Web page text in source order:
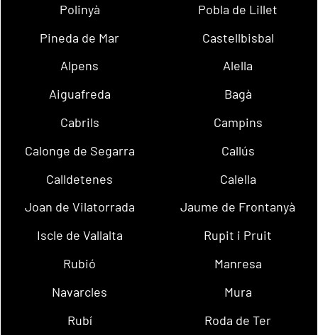
Polinyà
Pobla de Lillet
Pineda de Mar
Castellbisbal
Alpens
Alella
Aiguafreda
Bagà
Cabrils
Campins
Calonge de Segarra
Callús
Calldetenes
Calella
Joan de Vilatorrada
Jaume de Frontanyà
Iscle de Vallalta
Rupit i Pruit
Rubió
Manresa
Navarcles
Mura
Rubí
Roda de Ter